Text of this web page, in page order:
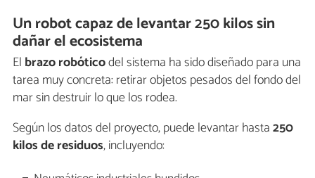
Un robot capaz de levantar 250 kilos sin
dañar el ecosistema
El brazo robóticodel sistema ha sido diseñado para una
tarea muy concreta: retirar objetos pesados del fondo del
mar sin destruir lo que los rodea.
Según los datos del proyecto, puede levantar hasta250
kilos de residuos, incluyendo: